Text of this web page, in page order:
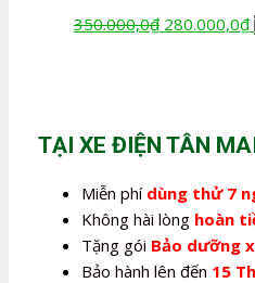
350.000,0₫ Giá
280.000,0₫
TẠI XE ĐIỆN TÂN
Miễn phí dùng thử 7
Không hài lòng hoàn
Tặng gói Bảo dưỡng
Bảo hành lên đến 15